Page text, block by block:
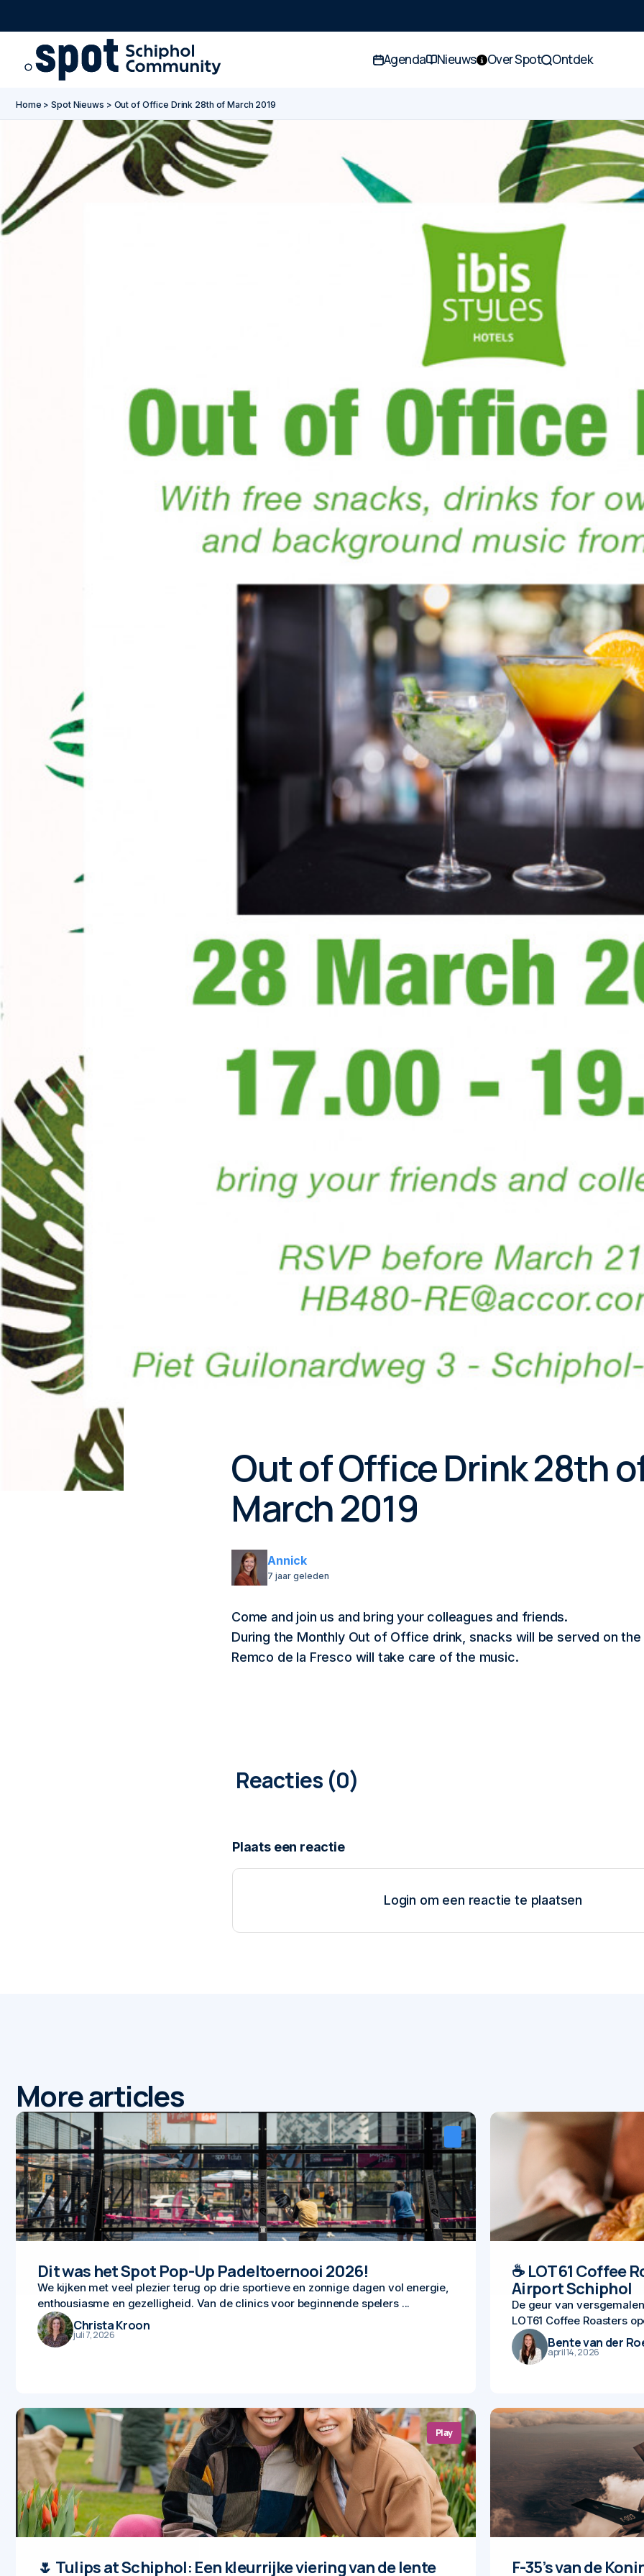
Go to main content
Go to footer
Go to accessibility settings
Agenda Nieuws Over Spot Ontdek
Home >Spot Nieuws > Out of Office Drink 28th of March 2019
Out of Office Drink 28th
March 2019
Annick
7 jaar geleden
Come and join us and bring your colleagues and friends.
During the Monthly Out of Office drink, snacks will be served on the
Remco de la Fresco will take care of the music.
Login om een reactie te plaatsen
0
More articles
Dit was het Spot Pop-Up Padeltoernooi 2026!
We kijken met veel plezier terug op drie sportieve en zonnige dagen vol energie,
enthousiasme en gezelligheid. Van de clinics voor beginnende spelers ...
Christa Kroon
juli 7, 2026
☕ LOT61 Coffee
Airport Schiphol
De geur van
LOT61 Coffee Roasters
Bente van der
april 14, 2026
🌷 Tulips at Schiphol: Een kleurrijke viering van de lente
Play
F-35’s van de